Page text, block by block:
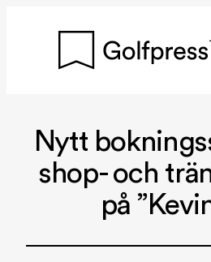
Nytt
shop- och
på